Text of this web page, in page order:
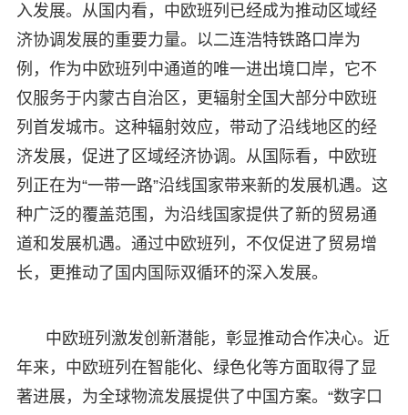
入发展。从国内看，中欧班列已经成为推动区域经
济协调发展的重要力量。以二连浩特铁路口岸为
例，作为中欧班列中通道的唯一进出境口岸，它不
仅服务于内蒙古自治区，更辐射全国大部分中欧班
列首发城市。这种辐射效应，带动了沿线地区的经
济发展，促进了区域经济协调。从国际看，中欧班
列正在为“一带一路”沿线国家带来新的发展机遇。这
种广泛的覆盖范围，为沿线国家提供了新的贸易通
道和发展机遇。通过中欧班列，不仅促进了贸易增
长，更推动了国内国际双循环的深入发展。
中欧班列激发创新潜能，彰显推动合作决心。近
年来，中欧班列在智能化、绿色化等方面取得了显
著进展，为全球物流发展提供了中国方案。“数字口